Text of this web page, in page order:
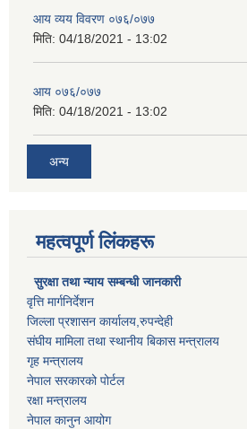
आय व्यय विवरण ०७६/०७७
मिति: 04/18/2021 - 13:02
आय ०७६/०७७
मिति: 04/18/2021 - 13:02
अन्य
महत्वपूर्ण लिंकहरू
सुरक्षा तथा न्याय सम्बन्धी जानकारी
वृत्ति मार्गनिर्देशन
जिल्ला प्रशासन कार्यालय,रुपन्देही
संघीय मामिला तथा स्थानीय बिकास मन्त्रालय
गृह मन्त्रालय
नेपाल सरकारको पोर्टल
रक्षा मन्त्रालय
नेपाल कानुन आयोग